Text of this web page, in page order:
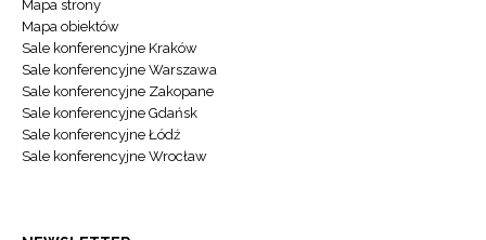
Mapa strony
Mapa obiektów
Sale konferencyjne Kraków
Sale konferencyjne Warszawa
Sale konferencyjne Zakopane
Sale konferencyjne Gdańsk
Sale konferencyjne Łódź
Sale konferencyjne Wrocław